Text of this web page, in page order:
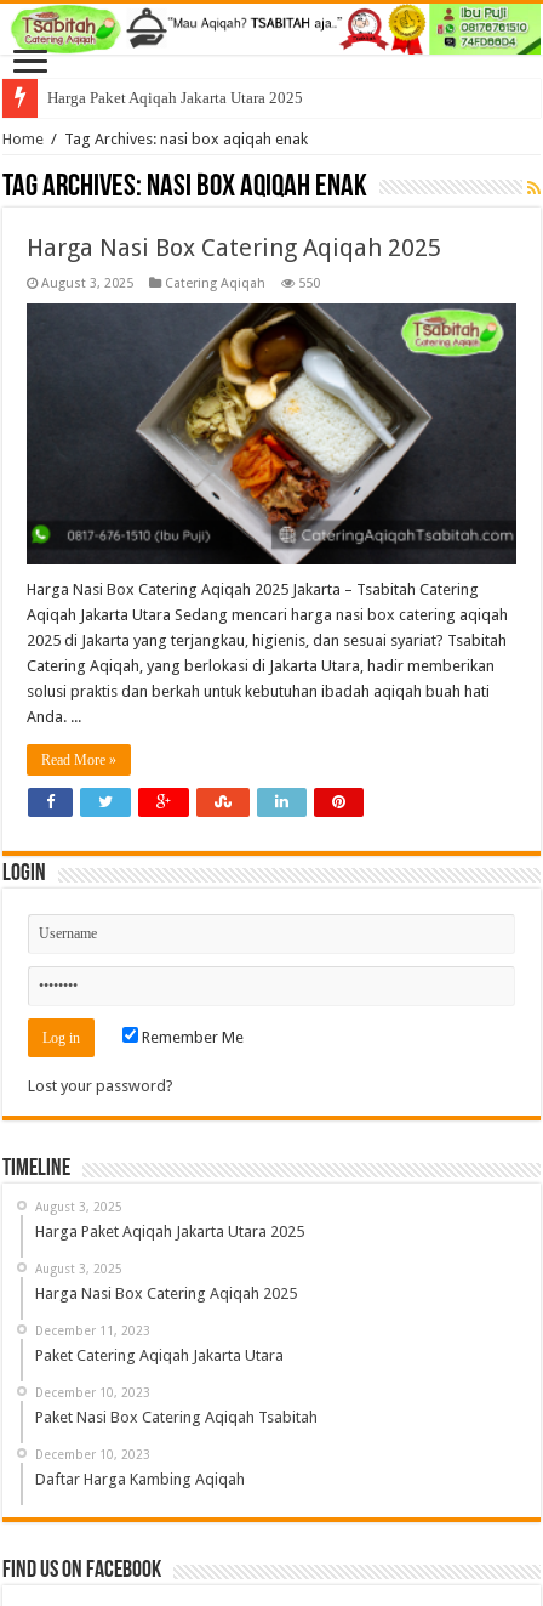
Harga Paket Aqiqah Jakarta Utara 2025
Home / Tag Archives: nasi box aqiqah enak
Tag Archives: nasi box aqiqah enak
Harga Nasi Box Catering Aqiqah 2025
August 3, 2025 Catering Aqiqah 550
Harga Nasi Box Catering Aqiqah 2025 Jakarta – Tsabitah Catering
Aqiqah Jakarta Utara Sedang mencari harga nasi box catering aqiqah
2025 di Jakarta yang terjangkau, higienis, dan sesuai syariat? Tsabitah
Catering Aqiqah, yang berlokasi di Jakarta Utara, hadir memberikan
solusi praktis dan berkah untuk kebutuhan ibadah aqiqah buah hati
Anda. ...
Read More »
Login
Remember Me
Lost your password?
Timeline
August 3, 2025
Harga Paket Aqiqah Jakarta Utara 2025
August 3, 2025
Harga Nasi Box Catering Aqiqah 2025
December 11, 2023
Paket Catering Aqiqah Jakarta Utara
December 10, 2023
Paket Nasi Box Catering Aqiqah Tsabitah
December 10, 2023
Daftar Harga Kambing Aqiqah
Find us on Facebook